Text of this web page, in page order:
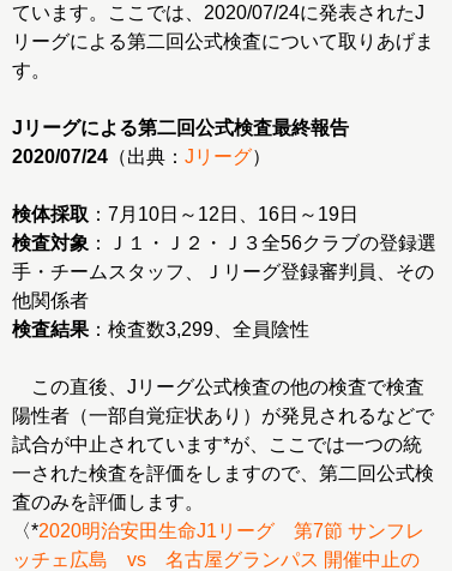
ています。ここでは、2020/07/24に発表されたJ
リーグによる第二回公式検査について取りあげま
す。
Jリーグによる第二回公式検査最終報告
2020/07/24 （出典： Jリーグ）
検体採取
検査対象 ：Ｊ１・Ｊ２・Ｊ３全56クラブの登録選
手・チームスタッフ、Ｊリーグ登録審判員、その
検査結果 ：検査数3,299、全員陰性
この直後、Jリーグ公式検査の他の検査で検査
陽性者（一部自覚症状あり）が発見されるなどで
試合が中止されています*が、ここでは一つの統
一された検査を評価をしますので、第二回公式検
査のみを評価します。
〈*2020明治安田生命J1リーグ 第7節 サンフレ
ッチェ広島 vs 名古屋グランパス 開催中止の